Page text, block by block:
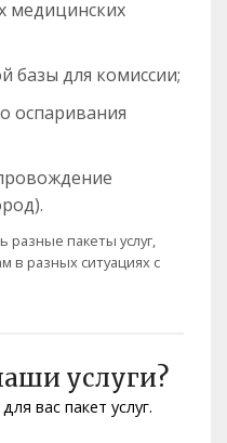
медицинских
базы для комиссии;
оспаривания
разные пакеты услуг,
в разных ситуациях с
услуги?
вас пакет услуг.